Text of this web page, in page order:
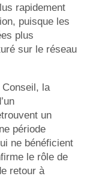
rapidement
puisque les
plus
sur le réseau
Conseil, la
un
période
ne bénéficient
le rôle de
retour à